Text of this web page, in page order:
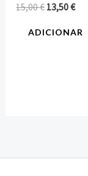
15,00€ 13,50€
ADICIONAR